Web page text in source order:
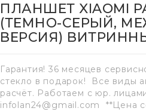
ПЛАНШЕТ XIAOMI
(ТЕМНО-СЕРЫЙ,
ВЕРСИЯ)
Гарантия! 36 месяцев
стекло в подарок! Все виды
расчёт. Работаем с юр.
infolan24@gmail.com **Цена